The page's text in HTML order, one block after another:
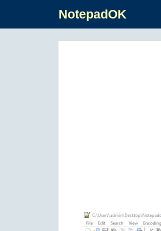
NotepadOK